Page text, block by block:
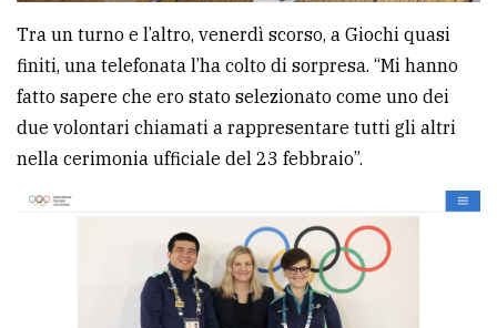
Tra un turno e l’altro, venerdì scorso, a Giochi quasi
finiti, una telefonata l’ha colto di sorpresa. “Mi hanno
fatto sapere che ero stato selezionato come uno dei
due volontari chiamati a rappresentare tutti gli altri
nella cerimonia ufficiale del 23 febbraio”.